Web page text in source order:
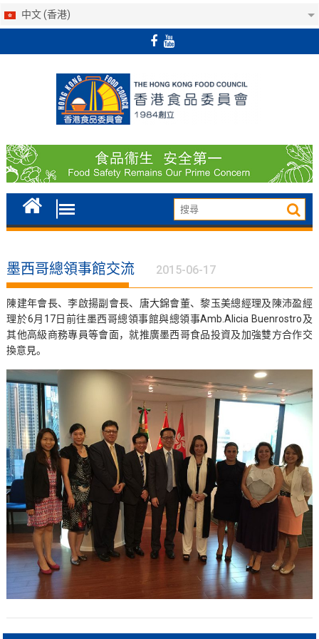
中文 (香港)
墨西哥總領事館交流 2015-06-17
陳建年會長、李啟揚副會長、唐大錦會董、黎玉美總經理及陳沛盈經
理於6月17日前往墨西哥總領事館與總領事Amb.Alicia Buenrostro及
其他高級商務專員等會面，就推廣墨西哥食品投資及加強雙方合作交
換意見。